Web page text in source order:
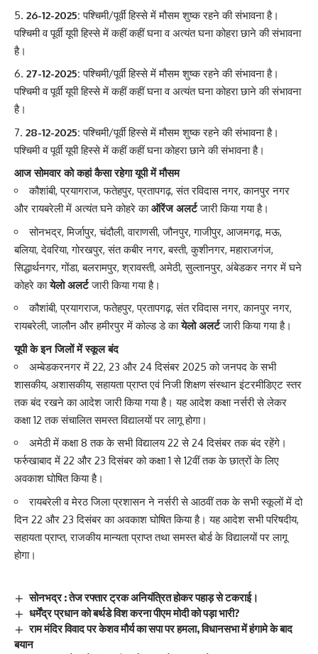
26-12-2025: पश्चिमी/पूर्वी हिस्से में मौसम शुष्क रहने की संभावना है।
पश्चिमी व पूर्वी यूपी हिस्से में कहीं कहीं घना व अत्यंत घना कोहरा छाने की संभावना
है।
27-12-2025: पश्चिमी/पूर्वी हिस्से में मौसम शुष्क रहने की संभावना है।
पश्चिमी व पूर्वी यूपी हिस्से में कहीं कहीं घना व अत्यंत घना कोहरा छाने की संभावना
है।
28-12-2025: पश्चिमी/पूर्वी हिस्से में मौसम शुष्क रहने की संभावना है।
पश्चिमी व पूर्वी यूपी हिस्से में कहीं कहीं घना कोहरा छाने की संभावना है।
आज सोमवार को कहां कैसा रहेगा यूपी में मौसम
कौशांबी, प्रयागराज, फतेहपुर, प्रतापगढ़, संत रविदास नगर, कानपुर नगर
और रायबरेली में अत्यंत घने कोहरे काऑरेंज अलर्टजारी किया गया है।
सोनभद्र, मिर्जापुर, चंदौली, वाराणसी, जौनपुर, गाजीपुर, आजमगढ़, मऊ,
बलिया, देवरिया, गोरखपुर, संत कबीर नगर, बस्ती, कुशीनगर, महाराजगंज,
सिद्धार्थनगर, गोंडा, बलरामपुर, श्रावस्ती, अमेठी, सुल्तानपुर, अंबेडकर नगर में घने
कोहरे कायेलो अलर्टजारी किया गया है।
कौशांबी, प्रयागराज, फतेहपुर, प्रतापगढ़, संत रविदास नगर, कानपुर नगर,
रायबरेली, जालौन और हमीरपुर में कोल्ड डे कायेलो अलर्टजारी किया गया है।
यूपी के इन जिलों में स्कूल बंद
अम्बेडकरनगर में 22, 23 और 24 दिसंबर 2025 को जनपद के सभी
शासकीय, अशासकीय, सहायता प्राप्त एवं निजी शिक्षण संस्थान इंटरमीडिएट स्तर
तक बंद रखने का आदेश जारी किया गया है। यह आदेश कक्षा नर्सरी से लेकर
कक्षा 12 तक संचालित समस्त विद्यालयों पर लागू होगा।
अमेठी में कक्षा 8 तक के सभी विद्यालय 22 से 24 दिसंबर तक बंद रहेंगे।
फर्रुखाबाद में 22 और 23 दिसंबर को कक्षा 1 से 12वीं तक के छात्रों के लिए
अवकाश घोषित किया है।
रायबरेली व मेरठ जिला प्रशासन ने नर्सरी से आठवीं तक के सभी स्कूलों में दो
दिन 22 और 23 दिसंबर का अवकाश घोषित किया है। यह आदेश सभी परिषदीय,
सहायता प्राप्त, राजकीय मान्यता प्राप्त तथा समस्त बोर्ड के विद्यालयों पर लागू
होगा।
सोनभद्र : तेज रफ्तार ट्रक अनियंत्रित होकर पहाड़ से टकराई।
धर्मेंद्र प्रधान को बर्थडे विश करना पीएम मोदी को पड़ा भारी?
राम मंदिर विवाद पर केशव मौर्य का सपा पर हमला, विधानसभा में हंगामे के बाद
बयान